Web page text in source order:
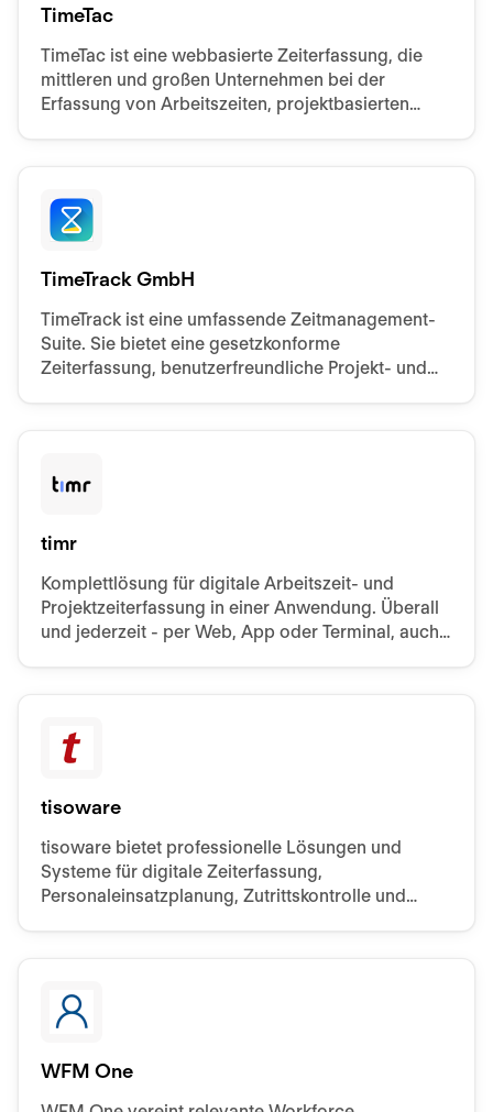
TimeTac
TimeTac ist eine webbasierte Zeiterfassung, die
mittleren und großen Unternehmen bei der
Erfassung von Arbeitszeiten, projektbasierten
TimeTrack GmbH
TimeTrack ist eine umfassende Zeitmanagement-
Suite. Sie bietet eine gesetzkonforme
Zeiterfassung, benutzerfreundliche Projekt- und
timr
Komplettlösung für digitale Arbeitszeit- und
Projektzeiterfassung in einer Anwendung. Überall
und jederzeit - per Web, App oder Terminal, auch
tisoware
tisoware bietet professionelle Lösungen und
Systeme für digitale Zeiterfassung,
Personaleinsatzplanung, Zutrittskontrolle und
WFM One